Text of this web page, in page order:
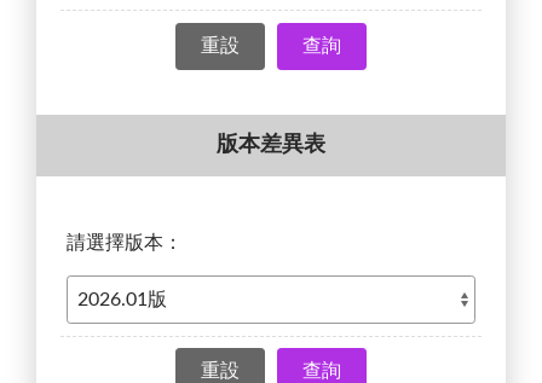
查詢
版本差異表
請選擇版本：
查詢